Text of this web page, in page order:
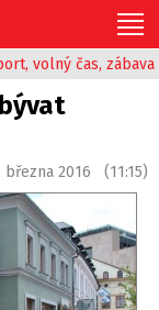
volný čas, zábava
března 2016 (11:15)